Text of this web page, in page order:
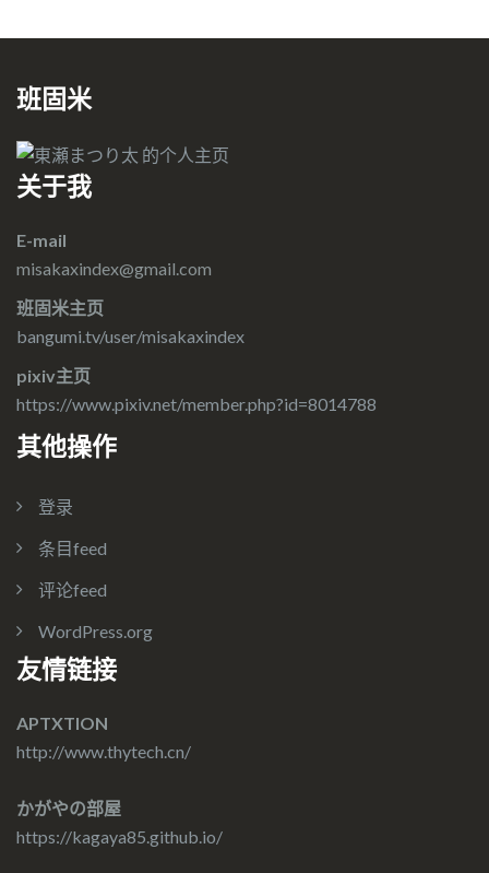
班固米
关于我
E-mail
misakaxindex@gmail.com
班固米主页
bangumi.tv/user/misakaxindex
pixiv主页
https://www.pixiv.net/member.php?id=8014788
其他操作
登录
条目feed
评论feed
WordPress.org
友情链接
APTXTION
http://www.thytech.cn/
かがやの部屋
https://kagaya85.github.io/